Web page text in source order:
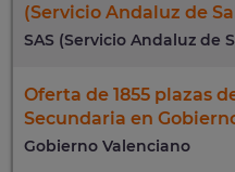
(Servicio Andaluz de
SAS (Servicio Andaluz de
Oferta de 1855 plazas
Secundaria en
Gobierno Valenciano